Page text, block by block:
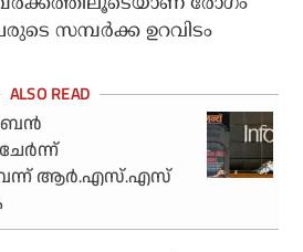
സമ്പര്‍ക്ക ഉറവിടം
ആര്‍.എസ്.എസ്